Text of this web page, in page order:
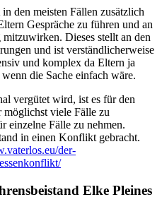
den meisten Fällen zusätzlich
Gespräche zu führen und an
Dieses stellt an den
und ist verständlicherweise
und komplex da Eltern ja
die Sache einfach wäre.
vergütet wird, ist es für den
möglichst viele Fälle zu
einzelne Fälle zu nehmen.
in einen Konflikt gebracht.
der-
Elke Pleines